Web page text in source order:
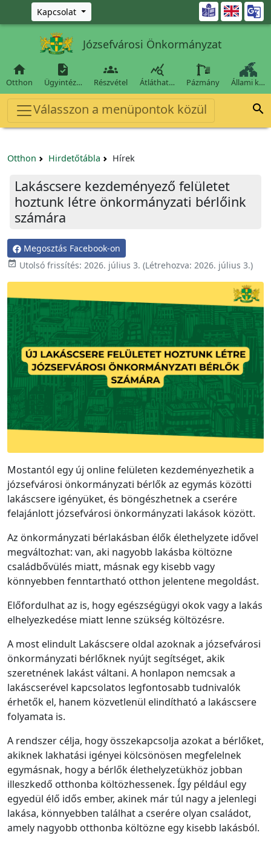
Ugrás a fő tartalomra
Kapcsolat 
Józsefvárosi Önkormányzat

Otthon

Ügyintéz…

Részvétel

Átláthat… Pázmány Állami k…
Válasszon a menüpontok közül 
Otthon Hirdetőtábla Hírek
Lakáscsere kezdeményező felületet
hoztunk létre önkormányzati bérlőink
számára
Megosztás Facebook-on
 Utolsó frissítés: 2026. július 3. (Létrehozva: 2026. július 3.)
Mostantól egy új online felületen kezdeményezhetik a
józsefvárosi önkormányzati bérlők az egymás közötti
lakáscsere igényüket, és böngészhetnek a cserére
felajánlott józsefvárosi önkormányzati lakások között.
Az önkormányzati bérlakásban élők élethelyzete idővel
megváltozhat: van, aki nagyobb lakásba költözne
családbővülés miatt, másnak egy kisebb vagy
könnyebben fenntartható otthon jelentene megoldást.
Előfordulhat az is, hogy egészségügyi okok vagy a lakás
elhelyezkedése miatt lenne szükség költözésre.
A most elindult Lakáscsere oldal azoknak a józsefvárosi
önkormányzati bérlőknek nyújt segítséget, akik
szeretnének lakást váltani. A honlapon nemcsak a
lakáscserével kapcsolatos legfontosabb tudnivalók
érhetők el, hanem közvetlenül elindítható a lakáscsere
folyamata is.
A rendszer célja, hogy összekapcsolja azokat a bérlőket,
akiknek lakhatási igényei kölcsönösen megfelelnek
egymásnak, hogy a bérlők élethelyzetükhöz jobban
illeszkedő otthonba költözhessenek. Így például egy
egyedül élő idős ember, akinek már túl nagy a jelenlegi
lakása, könnyebben találhat a cserére olyan családot,
amely nagyobb otthonba költözne egy kisebb lakásból.